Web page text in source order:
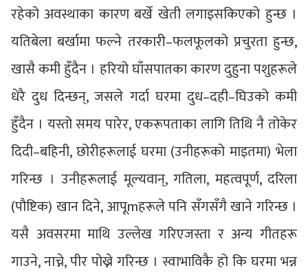
रहेको अवस्थाका कारण बर्खे खेती लगाइसकिएको हुन्छ ।
यतिबेला बर्खामा फल्ने तरकारी–फलफूलको प्रचुरता हुन्छ,
खासै कमी हुँदैन । हरियो घाँसपातका कारण दुहुना पशुहरूले
धेरै दुध दिन्छन्, जसले गर्दा घरमा दुध–दही–घिउको कमी
हुँदैन । यस्तो समय पारेर, एकरूपताका लागि तिथि नै तोकेर
दिदी–बहिनी, छोरीहरूलाई घरमा (उनीहरूको माइतमा) भेला
गरिन्छ । उनीहरूलाई मूल्यवान्, गतिला, महत्वपूर्ण, दरिला
(पौष्टिक) खान दिने, आपूmहरूले पनि सँगसँगै खाने गरिन्छ ।
यसै अवसरमा माथि उल्लेख गरिएजस्ता र अन्य गीतहरू
गाउने, नाच्ने, पीर पोख्ने गरिन्छ । स्वाभाविकै हो कि घरमा भन्न